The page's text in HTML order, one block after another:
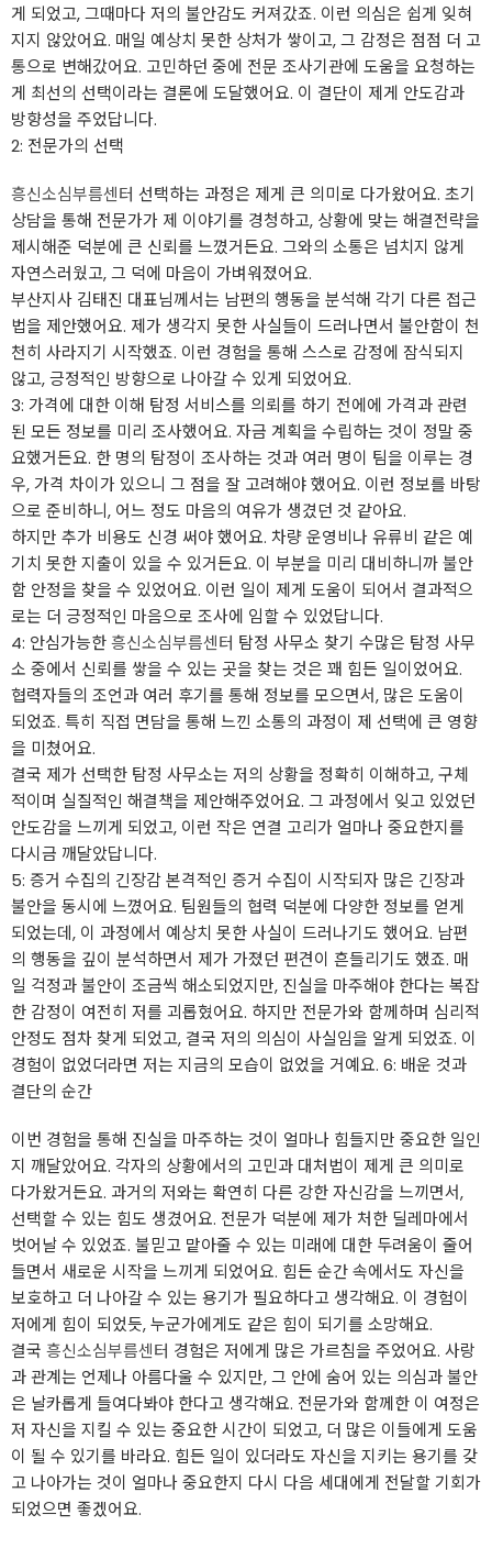
게 되었고, 그때마다 저의 불안감도 커져갔죠. 이런 의심은 쉽게 잊혀
지지 않았어요. 매일 예상치 못한 상처가 쌓이고, 그 감정은 점점 더 고
통으로 변해갔어요. 고민하던 중에 전문 조사기관에 도움을 요청하는
게 최선의 선택이라는 결론에 도달했어요. 이 결단이 제게 안도감과
방향성을 주었답니다.
2: 전문가의 선택
흥신소심부름센터 선택하는 과정은 제게 큰 의미로 다가왔어요. 초기
상담을 통해 전문가가 제 이야기를 경청하고, 상황에 맞는 해결전략을
제시해준 덕분에 큰 신뢰를 느꼈거든요. 그와의 소통은 넘치지 않게
자연스러웠고, 그 덕에 마음이 가벼워졌어요.
부산지사 김태진 대표님께서는 남편의 행동을 분석해 각기 다른 접근
법을 제안했어요. 제가 생각지 못한 사실들이 드러나면서 불안함이 천
천히 사라지기 시작했죠. 이런 경험을 통해 스스로 감정에 잠식되지
않고, 긍정적인 방향으로 나아갈 수 있게 되었어요.
3: 가격에 대한 이해 탐정 서비스를 의뢰를 하기 전에에 가격과 관련
된 모든 정보를 미리 조사했어요. 자금 계획을 수립하는 것이 정말 중
요했거든요. 한 명의 탐정이 조사하는 것과 여러 명이 팀을 이루는 경
우, 가격 차이가 있으니 그 점을 잘 고려해야 했어요. 이런 정보를 바탕
으로 준비하니, 어느 정도 마음의 여유가 생겼던 것 같아요.
하지만 추가 비용도 신경 써야 했어요. 차량 운영비나 유류비 같은 예
기치 못한 지출이 있을 수 있거든요. 이 부분을 미리 대비하니까 불안
함 안정을 찾을 수 있었어요. 이런 일이 제게 도움이 되어서 결과적으
로는 더 긍정적인 마음으로 조사에 임할 수 있었답니다.
4: 안심가능한흥신소심부름센터 탐정 사무소 찾기 수많은 탐정 사무
소 중에서 신뢰를 쌓을 수 있는 곳을 찾는 것은 꽤 힘든 일이었어요.
협력자들의 조언과 여러 후기를 통해 정보를 모으면서, 많은 도움이
되었죠. 특히 직접 면담을 통해 느낀 소통의 과정이 제 선택에 큰 영향
을 미쳤어요.
결국 제가 선택한 탐정 사무소는 저의 상황을 정확히 이해하고, 구체
적이며 실질적인 해결책을 제안해주었어요. 그 과정에서 잊고 있었던
안도감을 느끼게 되었고, 이런 작은 연결 고리가 얼마나 중요한지를
다시금 깨달았답니다.
5: 증거 수집의 긴장감 본격적인 증거 수집이 시작되자 많은 긴장과
불안을 동시에 느꼈어요. 팀원들의 협력 덕분에 다양한 정보를 얻게
되었는데, 이 과정에서 예상치 못한 사실이 드러나기도 했어요. 남편
의 행동을 깊이 분석하면서 제가 가졌던 편견이 흔들리기도 했죠. 매
일 걱정과 불안이 조금씩 해소되었지만, 진실을 마주해야 한다는 복잡
한 감정이 여전히 저를 괴롭혔어요. 하지만 전문가와 함께하며 심리적
안정도 점차 찾게 되었고, 결국 저의 의심이 사실임을 알게 되었죠. 이
경험이 없었더라면 저는 지금의 모습이 없었을 거예요. 6: 배운 것과
결단의 순간
이번 경험을 통해 진실을 마주하는 것이 얼마나 힘들지만 중요한 일인
지 깨달았어요. 각자의 상황에서의 고민과 대처법이 제게 큰 의미로
다가왔거든요. 과거의 저와는 확연히 다른 강한 자신감을 느끼면서,
선택할 수 있는 힘도 생겼어요. 전문가 덕분에 제가 처한 딜레마에서
벗어날 수 있었죠. 불믿고 맡아줄 수 있는 미래에 대한 두려움이 줄어
들면서 새로운 시작을 느끼게 되었어요. 힘든 순간 속에서도 자신을
보호하고 더 나아갈 수 있는 용기가 필요하다고 생각해요. 이 경험이
저에게 힘이 되었듯, 누군가에게도 같은 힘이 되기를 소망해요.
결국 흥신소심부름센터 경험은 저에게 많은 가르침을 주었어요. 사랑
과 관계는 언제나 아름다울 수 있지만, 그 안에 숨어 있는 의심과 불안
은 날카롭게 들여다봐야 한다고 생각해요. 전문가와 함께한 이 여정은
저 자신을 지킬 수 있는 중요한 시간이 되었고, 더 많은 이들에게 도움
이 될 수 있기를 바라요. 힘든 일이 있더라도 자신을 지키는 용기를 갖
고 나아가는 것이 얼마나 중요한지 다시 다음 세대에게 전달할 기회가
되었으면 좋겠어요.